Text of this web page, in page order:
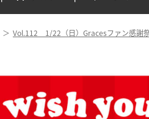
＞ Vol.112 1/22（日）Gracesファン感謝